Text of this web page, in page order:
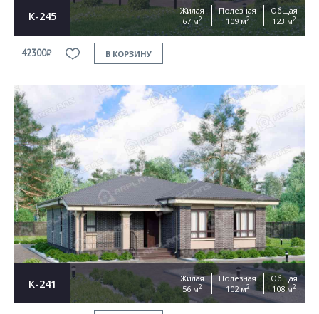
К-245
Жилая
67 м2
Полезная
109 м2
Общая
123 м2
42300₽ В КОРЗИНУ
К-241
Жилая
56 м2
Полезная
102 м2
Общая
108 м2